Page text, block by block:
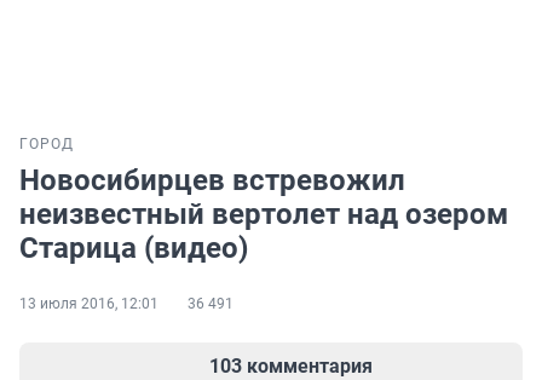
ГОРОД
Новосибирцев встревожил
неизвестный вертолет над озером
Старица (видео)
13 июля 2016, 12:01 36 491
103 комментария